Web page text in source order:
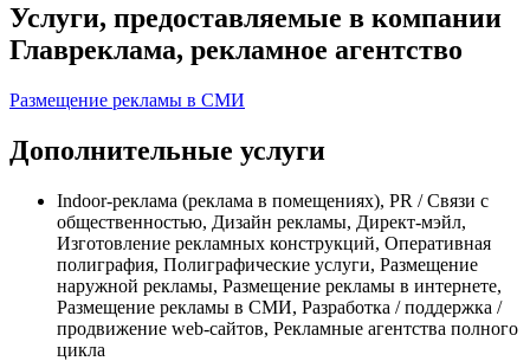
Услуги, предоставляемые в компании
Главреклама, рекламное агентство
Размещение рекламы в СМИ
Дополнительные услуги
Indoor-реклама (реклама в помещениях), PR / Связи с
общественностью, Дизайн рекламы, Директ-мэйл,
Изготовление рекламных конструкций, Оперативная
полиграфия, Полиграфические услуги, Размещение
наружной рекламы, Размещение рекламы в интернете,
Размещение рекламы в СМИ, Разработка / поддержка /
продвижение web-сайтов, Рекламные агентства полного
цикла